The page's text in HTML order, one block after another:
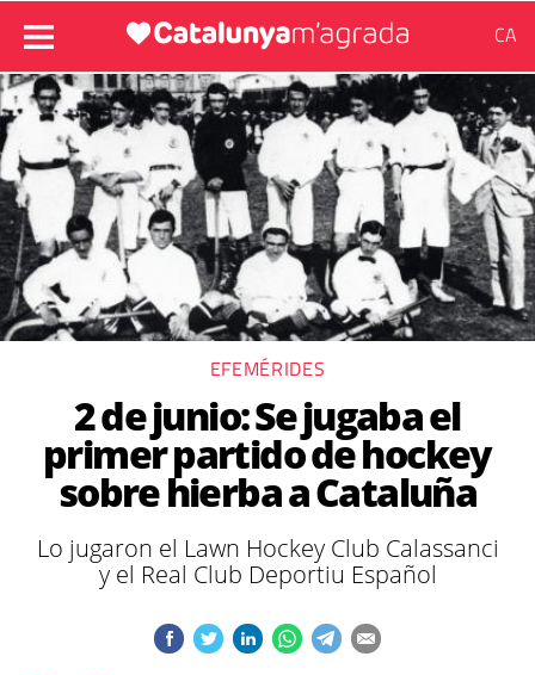
CA
EFEMÉRIDES
2 de junio: Se jugaba el
primer partido de hockey
sobre hierba a Cataluña
Lo jugaron el Lawn Hockey Club Calassanci
y el Real Club Deportiu Español